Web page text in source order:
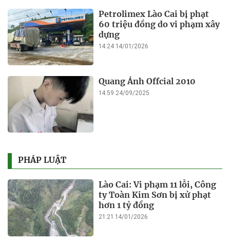
Petrolimex Lào Cai bị phạt
60 triệu đồng do vi phạm xây
dựng
14:24 14/01/2026
Quang Ánh Offcial 2010
14:59 24/09/2025
PHÁP LUẬT
Lào Cai: Vi phạm 11 lỗi, Công
ty Toàn Kim Sơn bị xử phạt
hơn 1 tỷ đồng
21:21 14/01/2026